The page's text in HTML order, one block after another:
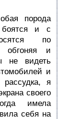
порода
и с
по
обгоняя и
не видеть
и
рассудка, я
своего
имела
себя на